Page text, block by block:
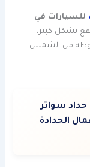
للسيارات في
بشكل كبير،
من الشمس،
سواتر
الحدادة